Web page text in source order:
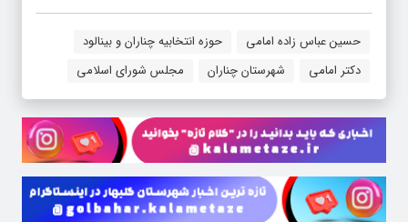
حسین عباس زاده امامی
حوزه انتخابیه چناران و بینالود
دکتر امامی
شهرستان چناران مجلس شورای اسلامی